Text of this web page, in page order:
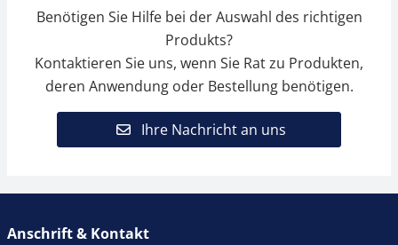
Benötigen Sie Hilfe bei der Auswahl des richtigen
Produkts?
Kontaktieren Sie uns, wenn Sie Rat zu Produkten,
deren Anwendung oder Bestellung benötigen.
Ihre Nachricht an uns
Anschrift & Kontakt